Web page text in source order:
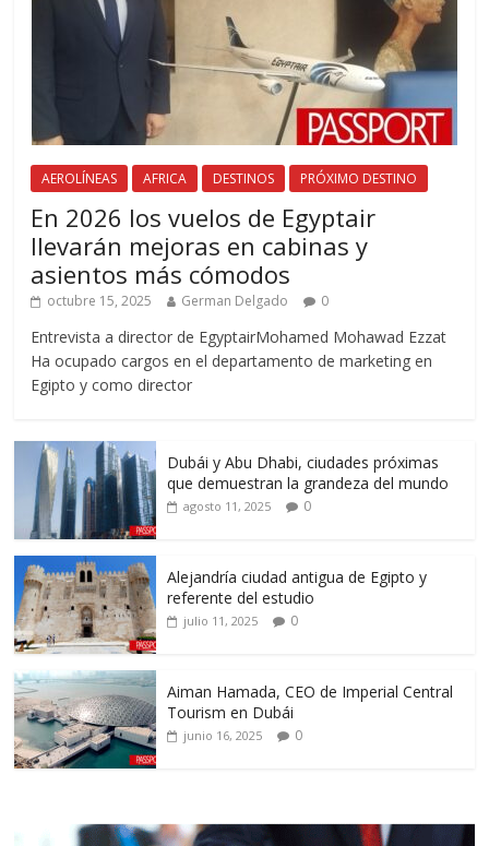
AEROLÍNEAS AFRICA DESTINOS PRÓXIMO DESTINO
En 2026 los vuelos de Egyptair
llevarán mejoras en cabinas y
asientos más cómodos
octubre 15, 2025 German Delgado 0
Entrevista a director de EgyptairMohamed Mohawad Ezzat
Ha ocupado cargos en el departamento de marketing en
Egipto y como director
Dubái y Abu Dhabi, ciudades próximas
que demuestran la grandeza del mundo
agosto 11, 2025 0
Alejandría ciudad antigua de Egipto y
referente del estudio
julio 11, 2025 0
Aiman Hamada, CEO de Imperial Central
Tourism en Dubái
junio 16, 2025 0